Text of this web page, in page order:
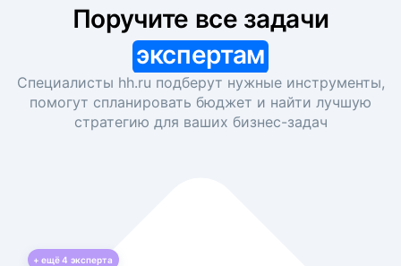
экспертам
Специалисты hh.ru подберут нужные инструменты,
помогут спланировать бюджет и найти лучшую
стратегию для ваших бизнес-задач
+ ещё4 эксперта